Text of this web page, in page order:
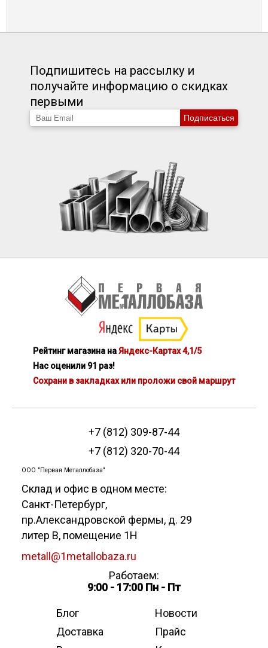
Подпишитесь на рассылку и
получайте информацию о скидках
первыми
Подписаться
Рейтинг магазина на Яндекс-Картах 4,1/5
Нас оценили 91 раз!
Сохрани в закладках или проложи свой маршрут
+7 (812) 309-87-44
+7 (812) 320-70-44
ООО "Первая Металлобаза"
Склад и офис в одном месте:
Санкт-Петербург,
пр.Александровской фермы, д. 29
литер В, помещение 1Н
metall@1metallobaza.ru
Работаем:
9:00 - 17:00 Пн - Пт
Блог
Новости
Доставка
Прайс